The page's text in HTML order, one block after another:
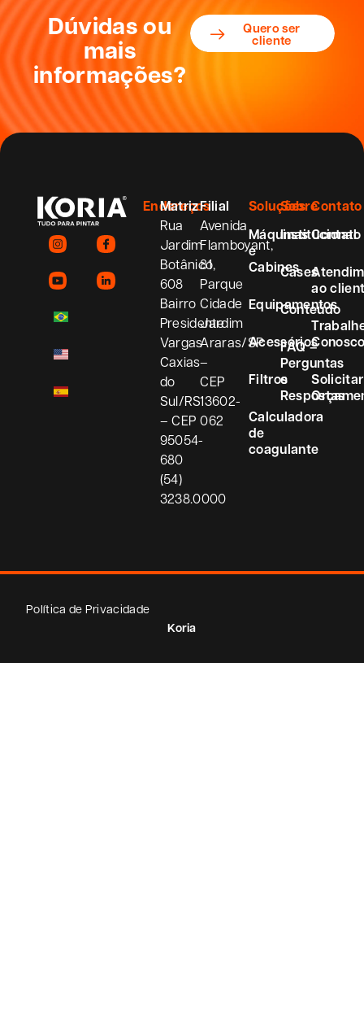
Dúvidas ou
mais
informações?
Quero ser
cliente
Endereços
Matriz
Rua
Jardim
Botânico,
608
Bairro
Presidente
Vargas
Caxias
do
Sul/RS
– CEP
95054-
680
(54)
3238.0000
Filial
Avenida
Flamboyant,
81
Parque
Cidade
Jardim
Araras/SP
–
CEP
13602-
062
Soluções
Máquinas
e
Cabines
Equipamentos
Acessórios
Filtros
Calculadora
de
coagulante
Sobre
Institucional
Cases
Conteúdo
FAQ –
Perguntas
e
Respostas
Contato
Contato
ao
Solicitar
Política de Privacidade
Koria